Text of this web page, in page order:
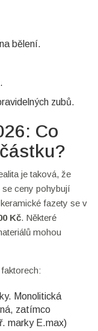
bělení.
zubů.
Co
je taková, že
se ceny pohybují
fazety se v
Kč. Některé
mohou
Monolitická
zatímco
marky E.max)